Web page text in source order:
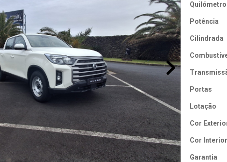
Potência
Cilindrada
Portas
Lotação
Cor
Cor Interior
Garantia